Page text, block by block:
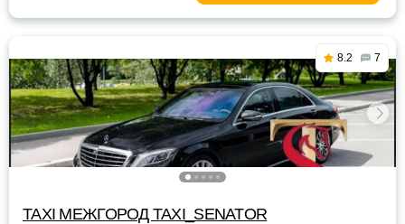
8.2 7
TAXI МЕЖГОРОД TAXI_SENATOR